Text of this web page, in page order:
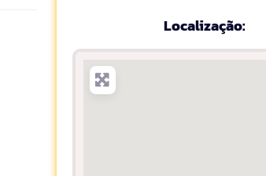
Localização: